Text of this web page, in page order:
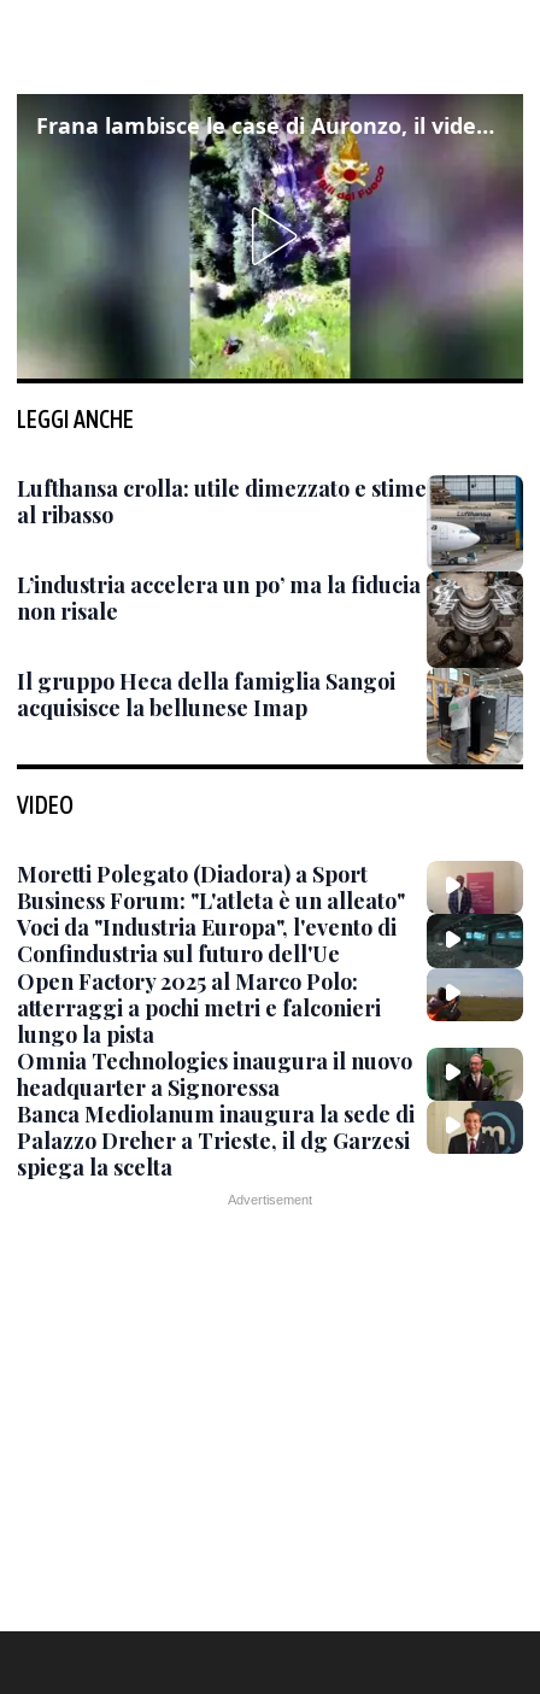
Frana lambisce le case di Auronzo, il video dall'elicottero dei vigili del fuoco
LEGGI ANCHE
Lufthansa crolla: utile dimezzato e stime
al ribasso
L’industria accelera un po’ ma la fiducia
non risale
Il gruppo Heca della famiglia Sangoi
acquisisce la bellunese Imap
VIDEO
Moretti Polegato (Diadora) a Sport
Business Forum: "L'atleta è un alleato"
Voci da "Industria Europa", l'evento di
Confindustria sul futuro dell'Ue
Open Factory 2025 al Marco Polo:
atterraggi a pochi metri e falconieri
lungo la pista
Omnia Technologies inaugura il nuovo
headquarter a Signoressa
Banca Mediolanum inaugura la sede di
Palazzo Dreher a Trieste, il dg Garzesi
spiega la scelta